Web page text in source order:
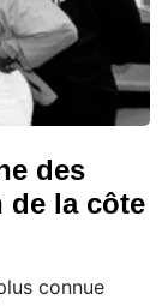
des
de la côte
connue